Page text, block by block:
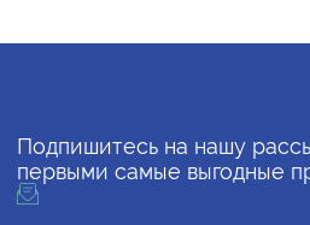
Подпишитесь на нашу
первыми самые выгодные